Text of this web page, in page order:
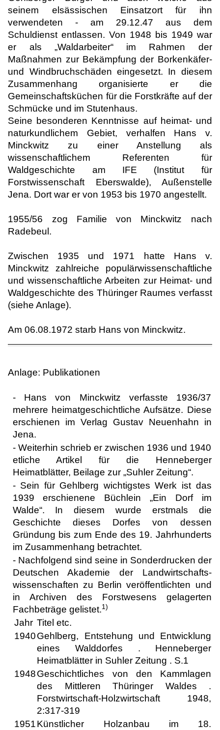
seinem elsässischen Einsatzort für ihn
verwendeten - am 29.12.47 aus dem
Schuldienst entlassen. Von 1948 bis 1949 war
er als „Waldarbeiter“ im Rahmen der
Maßnahmen zur Bekämpfung der Borkenkäfer-
und Windbruchschäden eingesetzt. In diesem
Zusammenhang organisierte er die
Gemeinschaftsküchen für die Forstkräfte auf der
Schmücke und im Stutenhaus.
Seine besonderen Kenntnisse auf heimat- und
naturkundlichem Gebiet, verhalfen Hans v.
Minckwitz zu einer Anstellung als
wissenschaftlichem Referenten für
Waldgeschichte am IFE (Institut für
Forstwissenschaft Eberswalde), Außenstelle
Jena. Dort war er von 1953 bis 1970 angestellt.
1955/56 zog Familie von Minckwitz nach
Radebeul.
Zwischen 1935 und 1971 hatte Hans v.
Minckwitz zahlreiche populärwissenschaftliche
und wissenschaftliche Arbeiten zur Heimat- und
Waldgeschichte des Thüringer Raumes verfasst
(siehe Anlage).
Am 06.08.1972 starb Hans von Minckwitz.
Anlage: Publikationen
- Hans von Minckwitz verfasste 1936/37
mehrere heimatgeschichtliche Aufsätze. Diese
erschienen im Verlag Gustav Neuenhahn in
Jena.
- Weiterhin schrieb er zwischen 1936 und 1940
etliche Artikel für die Henneberger
Heimatblätter, Beilage zur „Suhler Zeitung“.
- Sein für Gehlberg wichtigstes Werk ist das
1939 erschienene Büchlein „Ein Dorf im
Walde“. In diesem wurde erstmals die
Geschichte dieses Dorfes von dessen
Gründung bis zum Ende des 19. Jahrhunderts
im Zusammenhang betrachtet.
- Nachfolgend sind seine in Sonderdrucken der
Deutschen Akademie der Landwirtschafts-
wissenschaften zu Berlin veröffentlichten und
in Archiven des Forstwesens gelagerten
Fachbeträge gelistet.1)
Jahr Titel etc.
1940Gehlberg, Entstehung und Entwicklung
eines Walddorfes . Henneberger
Heimatblätter in Suhler Zeitung . S.1
1948Geschichtliches von den Kammlagen
des Mittleren Thüringer Waldes .
Forstwirtschaft-Holzwirtschaft 1948,
2:317-319
1951Künstlicher Holzanbau im 18.